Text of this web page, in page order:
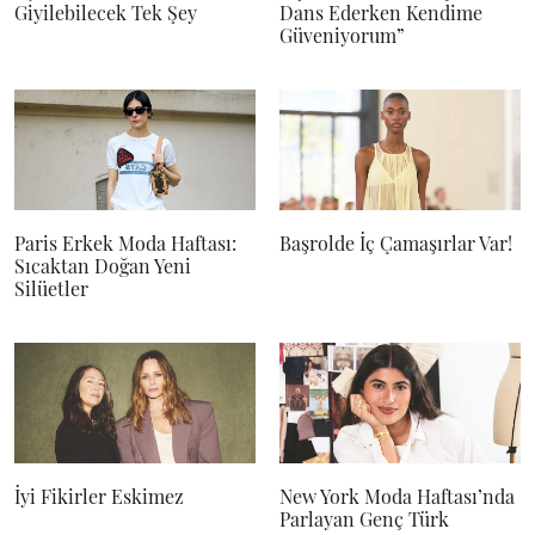
Giyilebilecek Tek Şey
Dans Ederken Kendime
Güveniyorum”
Paris Erkek Moda Haftası:
Sıcaktan Doğan Yeni
Silüetler
Başrolde İç Çamaşırlar Var!
İyi Fikirler Eskimez
New York Moda Haftası’nda
Parlayan Genç Türk